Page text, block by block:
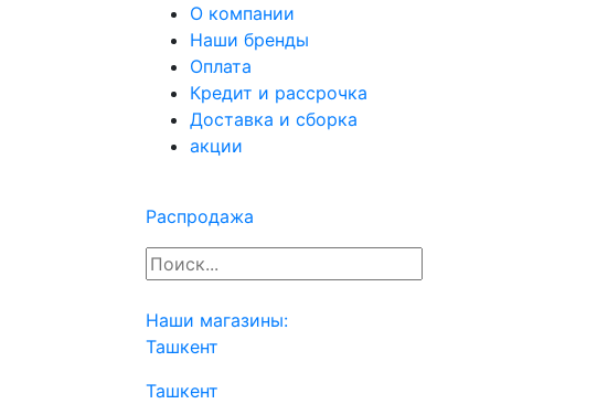
О компании
Наши бренды
Оплата
Кредит и рассрочка
Доставка и сборка
акции
Распродажа
Наши магазины:
Ташкент
Ташкент